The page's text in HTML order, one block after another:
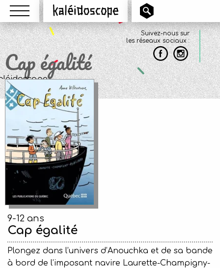
Menu Kaléidoscope
Suivez-nous sur
les réseaux sociaux :
Cap égalité
9-12 ans
Cap égalité
Plongez dans l’univers d’Anouchka et de sa bande
à bord de l’imposant navire Laurette-Champigny-